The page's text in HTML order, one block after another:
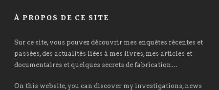
À PROPOS DE CE SITE
Sur ce site, vous pouvez découvrir mes enquêtes récentes et
passées, des actualités liées à mes livres, mes articles et
documentaires et quelques secrets de fabrication…
On this website, you can discover my investigations, news